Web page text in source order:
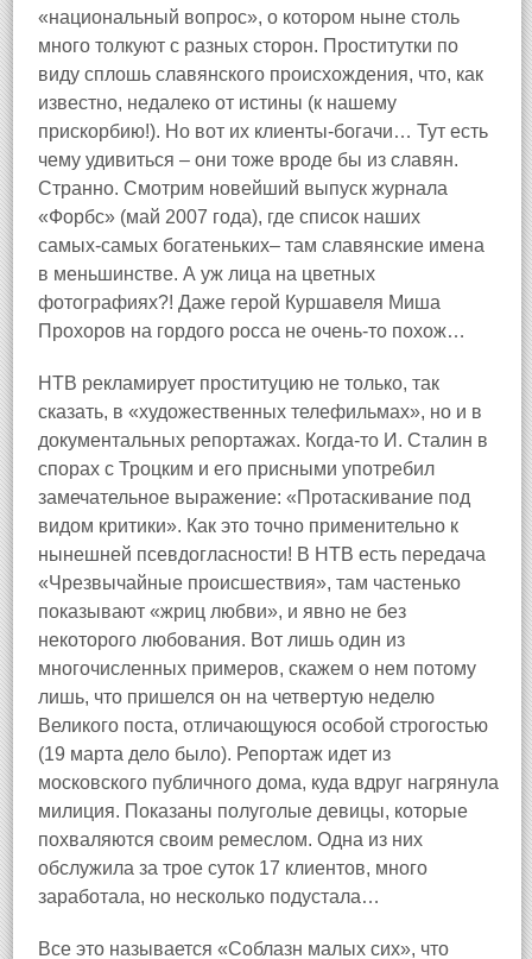
«национальный вопрос», о котором ныне столь
много толкуют с разных сторон. Проститутки по
виду сплошь славянского происхождения, что, как
известно, недалеко от истины (к нашему
прискорбию!). Но вот их клиенты‑богачи… Тут есть
чему удивиться – они тоже вроде бы из славян.
Странно. Смотрим новейший выпуск журнала
«Форбс» (май 2007 года), где список наших
самых‑самых богатеньких– там славянские имена
в меньшинстве. А уж лица на цветных
фотографиях?! Даже герой Куршавеля Миша
Прохоров на гордого росса не очень‑то похож…
НТВ рекламирует проституцию не только, так
сказать, в «художественных телефильмах», но и в
документальных репортажах. Когда‑то И. Сталин в
спорах с Троцким и его присными употребил
замечательное выражение: «Протаскивание под
видом критики». Как это точно применительно к
нынешней псевдогласности! В НТВ есть передача
«Чрезвычайные происшествия», там частенько
показывают «жриц любви», и явно не без
некоторого любования. Вот лишь один из
многочисленных примеров, скажем о нем потому
лишь, что пришелся он на четвертую неделю
Великого поста, отличающуюся особой строгостью
(19 марта дело было). Репортаж идет из
московского публичного дома, куда вдруг нагрянула
милиция. Показаны полуголые девицы, которые
похваляются своим ремеслом. Одна из них
обслужила за трое суток 17 клиентов, много
заработала, но несколько подустала…
Все это называется «Соблазн малых сих», что